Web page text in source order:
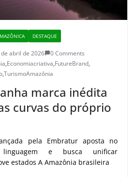
DESTAQUE
de abril de 2026
0 Comments
,Economiacriativa,FutureBrand,
,TurismoAmazônia
marca inédita
curvas do próprio
pela Embratur aposta no
e busca unificar
estados A Amazônia brasileira